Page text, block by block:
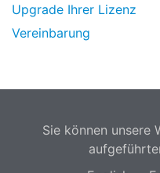
Upgrade Ihrer Lizenz
Vereinbarung
Sie können unsere